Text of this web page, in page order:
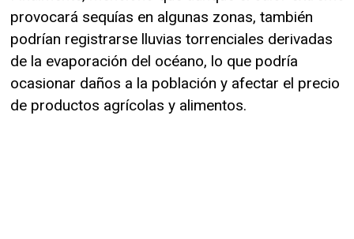
provocará sequías en algunas zonas, también
podrían registrarse lluvias torrenciales derivadas
de la evaporación del océano, lo que podría
ocasionar daños a la población y afectar el precio
de productos agrícolas y alimentos.